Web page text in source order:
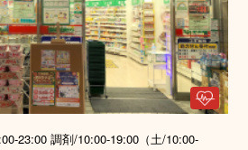
23:00 調剤/10:00-19:00（土/10:00-